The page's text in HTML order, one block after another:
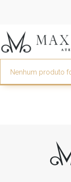
Nenhum produto